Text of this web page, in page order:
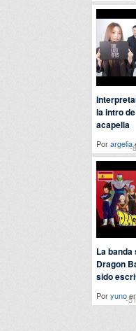
-
la intro
acapella
Porargelia
-
La banda
Dragon
sido
Poryuno